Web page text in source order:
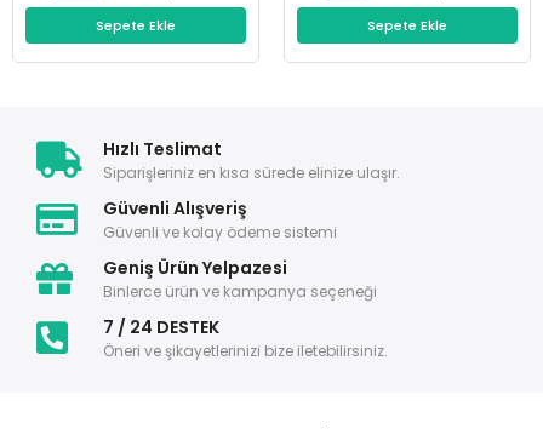
Sepete Ekle Sepete Ekle
Hızlı Teslimat
Siparişleriniz en kısa sürede elinize ulaşır.
Güvenli Alışveriş
Güvenli ve kolay ödeme sistemi
Geniş Ürün Yelpazesi
Binlerce ürün ve kampanya seçeneği
7 / 24 DESTEK
Öneri ve şikayetlerinizi bize iletebilirsiniz.